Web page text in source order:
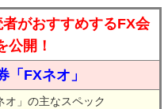
者がおすすめするFX会
公開！
「FXネオ」
オ」の主なスペック